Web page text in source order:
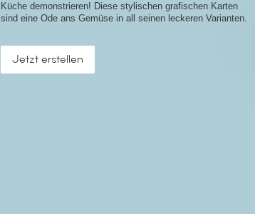
Küche demonstrieren! Diese stylischen grafischen Karten
sind eine Ode ans Gemüse in all seinen leckeren Varianten.
Jetzt erstellen